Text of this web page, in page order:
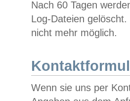
Nach 60 Tagen
Log-Dateien
nicht mehr möglich.
Wenn sie uns per